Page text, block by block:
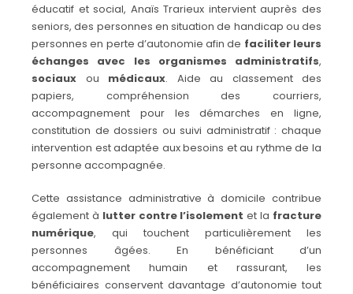
éducatif et social, Anaïs Trarieux intervient auprès des
seniors, des personnes en situation de handicap ou des
personnes en perte d’autonomie afin de faciliter leurs
échanges avec les organismes administratifs,
sociaux ou médicaux. Aide au classement des
papiers, compréhension des courriers,
accompagnement pour les démarches en ligne,
constitution de dossiers ou suivi administratif : chaque
intervention est adaptée aux besoins et au rythme de la
personne accompagnée.
Cette assistance administrative à domicile contribue
également à lutter contre l’isolement et la fracture
numérique, qui touchent particulièrement les
personnes âgées. En bénéficiant d’un
accompagnement humain et rassurant, les
bénéficiaires conservent davantage d’autonomie tout